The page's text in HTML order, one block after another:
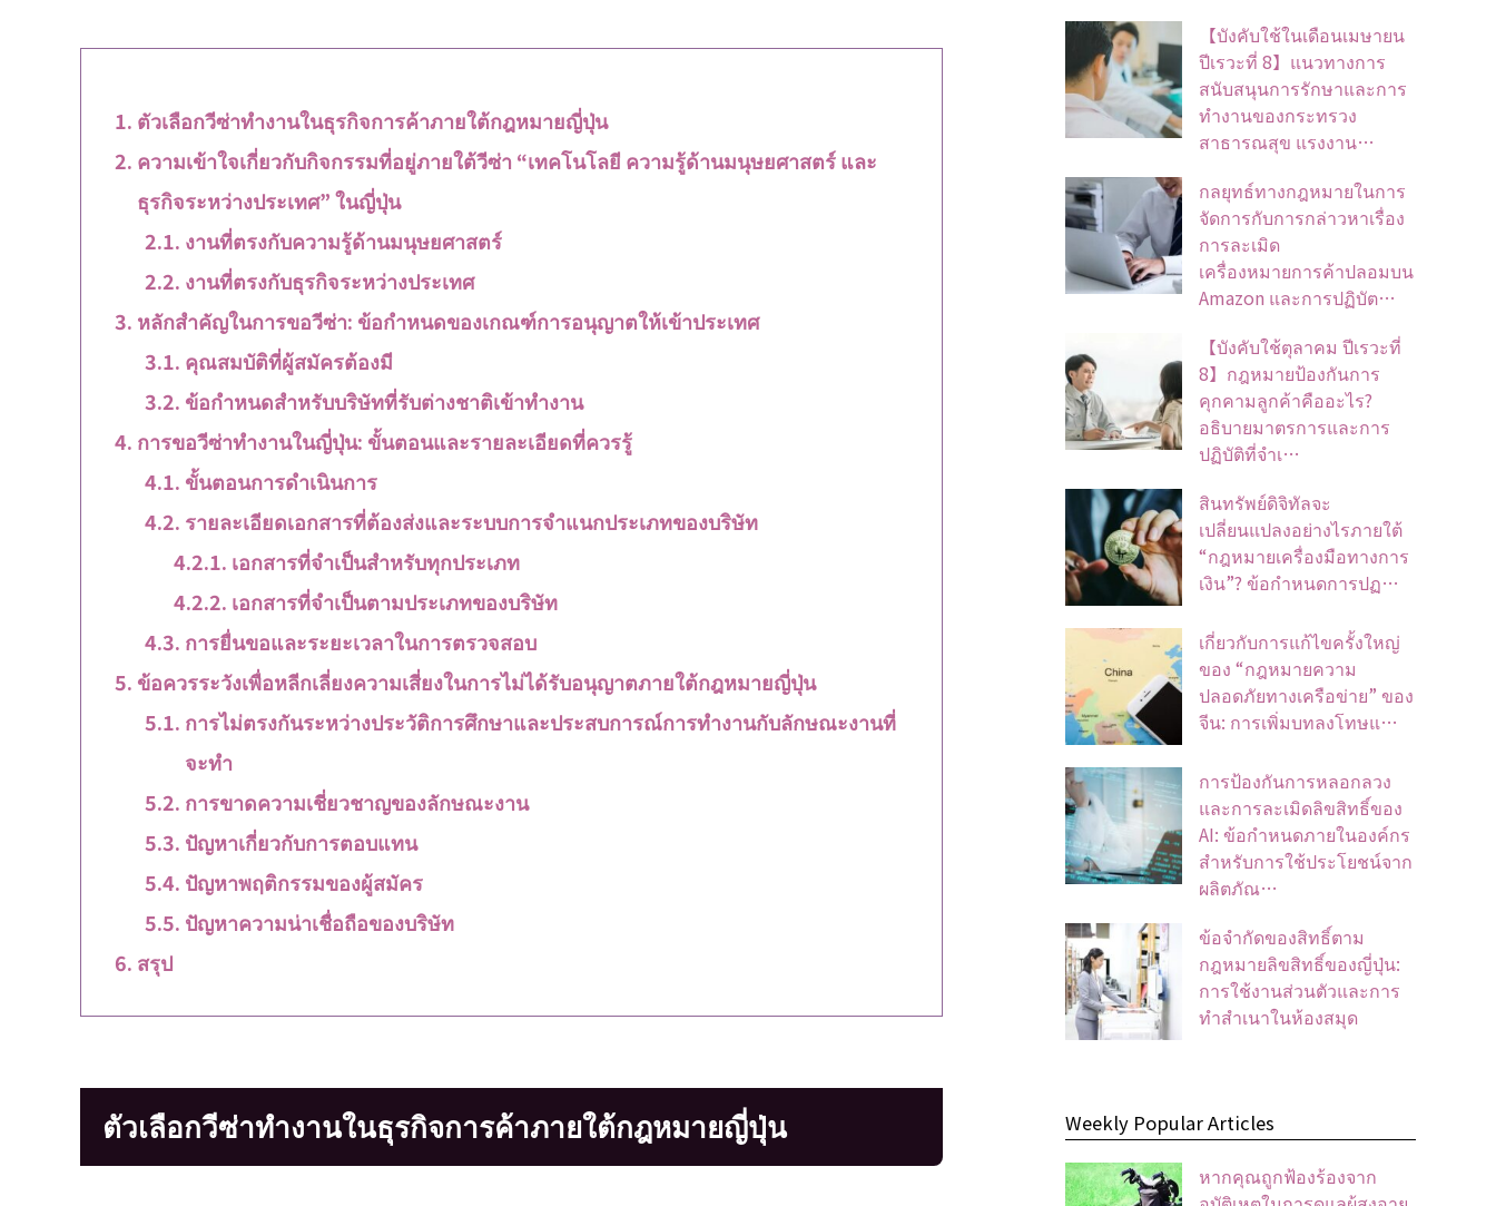
ตัวเลือกวีซ่าทำงานในธุรกิจการค้าภายใต้กฎหมายญี่ปุ่น
ความเข้าใจเกี่ยวกับกิจกรรมที่อยู่ภายใต้วีซ่า “เทคโนโลยี ความรู้ด้านมนุษยศาสตร์ และ
ธุรกิจระหว่างประเทศ” ในญี่ปุ่น
งานที่ตรงกับความรู้ด้านมนุษยศาสตร์
งานที่ตรงกับธุรกิจระหว่างประเทศ
หลักสำคัญในการขอวีซ่า: ข้อกำหนดของเกณฑ์การอนุญาตให้เข้าประเทศ
คุณสมบัติที่ผู้สมัครต้องมี
ข้อกำหนดสำหรับบริษัทที่รับต่างชาติเข้าทำงาน
การขอวีซ่าทำงานในญี่ปุ่น: ขั้นตอนและรายละเอียดที่ควรรู้
ขั้นตอนการดำเนินการ
รายละเอียดเอกสารที่ต้องส่งและระบบการจำแนกประเภทของบริษัท
เอกสารที่จำเป็นสำหรับทุกประเภท
เอกสารที่จำเป็นตามประเภทของบริษัท
การยื่นขอและระยะเวลาในการตรวจสอบ
ข้อควรระวังเพื่อหลีกเลี่ยงความเสี่ยงในการไม่ได้รับอนุญาตภายใต้กฎหมายญี่ปุ่น
การไม่ตรงกันระหว่างประวัติการศึกษาและประสบการณ์การทำงานกับลักษณะงานที่
จะทำ
การขาดความเชี่ยวชาญของลักษณะงาน
ปัญหาเกี่ยวกับการตอบแทน
ปัญหาพฤติกรรมของผู้สมัคร
ปัญหาความน่าเชื่อถือของบริษัท
สรุป
ตัวเลือกวีซ่าทำงานในธุรกิจการค้าภายใต้กฎหมายญี่ปุ่น
【บังคับใช้ในเดือนเมษายน
ปีเรวะที่ 8】แนวทางการ
สนับสนุนการรักษาและการ
ทำงานของกระทรวง
สาธารณสุข แรงงาน…
กลยุทธ์ทางกฎหมายในการ
จัดการกับการกล่าวหาเรื่อง
การละเมิด
เครื่องหมายการค้าปลอมบน
Amazon และการปฏิบัต…
【บังคับใช้ตุลาคม ปีเรวะที่
8】กฎหมายป้องกันการ
คุกคามลูกค้าคืออะไร?
อธิบายมาตรการและการ
ปฏิบัติที่จำเ…
สินทรัพย์ดิจิทัลจะ
เปลี่ยนแปลงอย่างไรภายใต้
“กฎหมายเครื่องมือทางการ
เงิน”? ข้อกำหนดการปฏ…
เกี่ยวกับการแก้ไขครั้งใหญ่
ของ “กฎหมายความ
ปลอดภัยทางเครือข่าย” ของ
จีน: การเพิ่มบทลงโทษแ…
การป้องกันการหลอกลวง
และการละเมิดลิขสิทธิ์ของ
AI: ข้อกำหนดภายในองค์กร
สำหรับการใช้ประโยชน์จาก
ผลิตภัณ…
ข้อจํากัดของสิทธิ์ตาม
กฎหมายลิขสิทธิ์ของญี่ปุ่น:
การใช้งานส่วนตัวและการ
ทําสําเนาในห้องสมุด
Weekly Popular Articles
หากคุณถูกฟ้องร้องจาก